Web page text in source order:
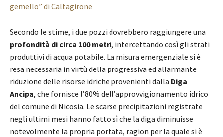
gemello” di Caltagirone
Secondo le stime, i due pozzi dovrebbero raggiungere una
profondità di circa 100 metri, intercettando così gli strati
produttivi di acqua potabile. La misura emergenziale si è
resa necessaria in virtù della progressiva ed allarmante
riduzione delle risorse idriche provenienti dalla Diga
Ancipa, che fornisce l’80% dell’approvvigionamento idrico
del comune di Nicosia. Le scarse precipitazioni registrate
negli ultimi mesi hanno fatto sì che la diga diminuisse
notevolmente la propria portata, ragion per la quale si è